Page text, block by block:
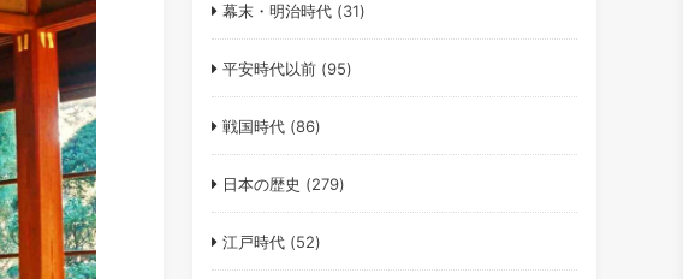
幕末・明治時代(31)
平安時代以前(95)
戦国時代(86)
日本の歴史 (279)
江戸時代(52)